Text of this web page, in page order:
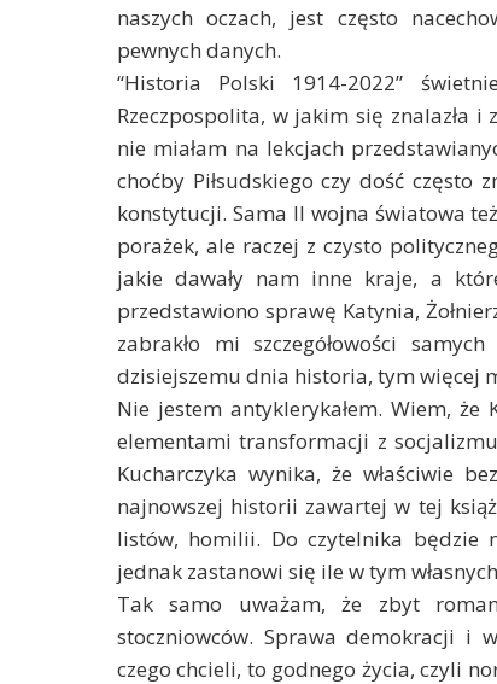
naszych oczach, jest często
pewnych danych.
“Historia Polski 1914-2022”
Rzeczpospolita, w jakim się znalazła
nie miałam na lekcjach
choćby Piłsudskiego czy dość
konstytucji. Sama II wojna światowa
porażek, ale raczej z czysto
jakie dawały nam inne kraje, a
przedstawiono sprawę Katynia,
zabrakło mi szczegółowości
dzisiejszemu dnia historia, tym więcej
Nie jestem antyklerykałem. Wiem, że
elementami transformacji z
Kucharczyka wynika, że właściwie
najnowszej historii zawartej w tej
listów, homilii. Do czytelnika będzie
jednak zastanowi się ile w tym
Tak samo uważam, że zbyt
stoczniowców. Sprawa demokracji i
czego chcieli, to godnego życia, czyli